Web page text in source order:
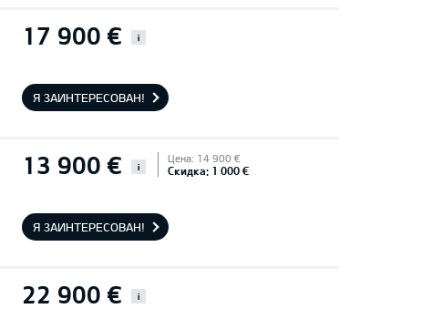
17 900 € i
Я ЗАИНТЕРЕСОВАН!
13 900 € i
Цена: 14 900 €
Скидка: 1 000 €
Я ЗАИНТЕРЕСОВАН!
22 900 € i